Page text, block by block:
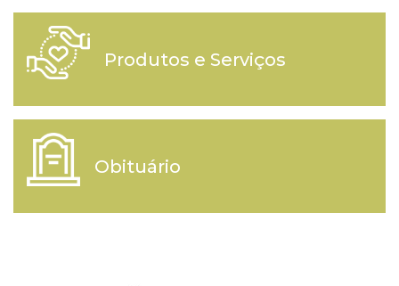
Produtos e Serviços
Obituário